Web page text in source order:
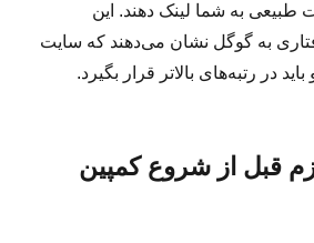
به شما لینک دهند. این
به گوگل نشان می‌دهند که سایت
در رتبه‌های بالاتر قرار بگیرد.
قبل از شروع کمپین